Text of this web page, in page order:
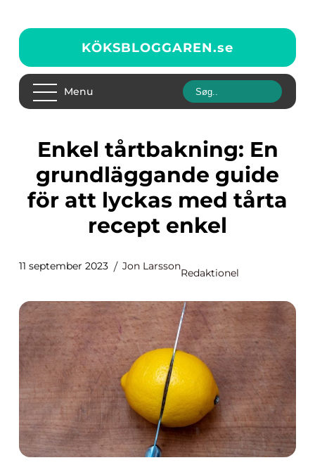
KÖKSBLOGGAREN.se
Menu
Enkel tårtbakning: En
grundläggande guide
för att lyckas med tårta
recept enkel
11 september 2023 Jon Larsson
Redaktionel